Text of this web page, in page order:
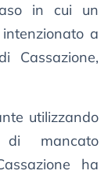
in cui un
a
Cassazione,
utilizzando
mancato
ha